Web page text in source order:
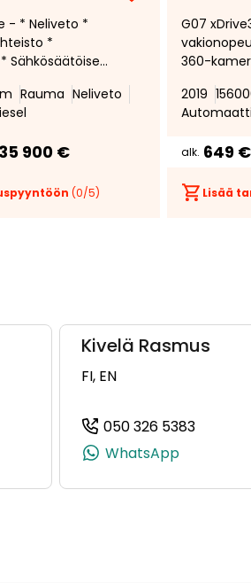
Lisää
suosikiksi
Poista
suosikeista
- * Neliveto *
*
Sähkösäätöiset
HiFi *
Rauma Neliveto
35 900 €
(0/5)
G07
360-
2019
Automaatti
alk. 649 €
Lisää
591 3491) 0504701853, +358 50
Kivelä Rasmus
FI, EN
050 326 5383
WhatsApp